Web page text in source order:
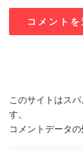
このサイトはス
す。
コメントデータ